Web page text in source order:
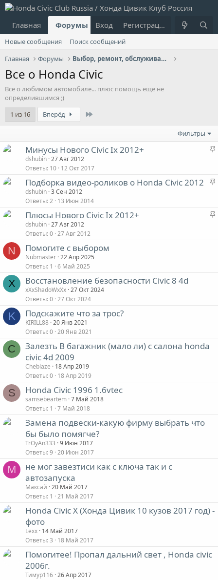
Главная Форумы Что нового?
Вход Регистрация
Новые сообщения
Поиск сообщений
Главная
Форумы Выбор, ремонт, обслуживание и эксплуатация
Все о Honda Civic
Все о любимом автомобиле... плюс помощь еще не
определившимся ;)
1 из 16
Вперёд
Фильтры
Минусы Нового Civic Ix 2012+
dshubin 27 Авг 2012
Ответы 10 12 Окт 2017
Подборка видео-роликов о Honda Civic 2012
dshubin 3 Сен 2012
Ответы 2 13 Июн 2014
Плюсы Нового Civic Ix 2012+
dshubin 27 Авг 2012
Ответы 0 27 Авг 2012
N Помогите с выбором
Nubmaster 22 Апр 2025
Ответы 1 6 Май 2025
X Восстановление безопасности Civic 8 4d
xXxShadoWxXx 27 Окт 2024
Ответы 0 27 Окт 2024
K Подскажите что за трос?
KIRILL88 20 Янв 2021
Ответы 0 20 Янв 2021
C
Залезть В багажник (мало ли) с салона honda
civic 4d 2009
Cheblaze
18 Апр 2019
Ответы 0 18 Апр 2019
S Honda Civic 1996 1.6vtec
samsebeartem 7 Май 2018
Ответы 1 7 Май 2018
Замена подвески-какую фирму выбрать что
бы было помягче?
TrOyAn333 9 Июн 2017
Ответы 9 20 Июн 2017
М
не мог завезтиси как с ключа так и с
автозапуска
Максай 20 Май 2017
Ответы 1 21 Май 2017
Honda Civic X (Хонда Цивик 10 кузов 2017 год) -
фото
Lexx 14 Май 2017
Ответы 3 18 Май 2017
Помогитее! Пропал дальний свет , Honda civic
2006г.
Тимур116 26 Апр 2017